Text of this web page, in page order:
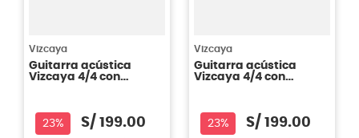
Vizcaya
Guitarra acústica
Vizcaya 4/4 con
23% S/ 199.00
Vizcaya
Guitarra acústica
Vizcaya 4/4 con
23% S/ 199.00